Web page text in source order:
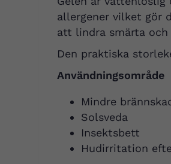
allergener vilket gör
att lindra smärta
Den praktiska
Användningsområde
Mindre
Solsveda
Insektsbett
Hudirritation